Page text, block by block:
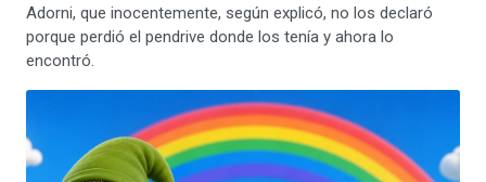
Adorni, que inocentemente, según explicó, no los declaró
porque perdió el pendrive donde los tenía y ahora lo
encontró.